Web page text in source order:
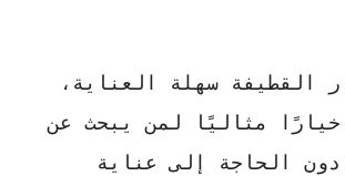
القطيفة سهلة العناية،
مثاليًا لمن يبحث عن
الحاجة إلى عناية